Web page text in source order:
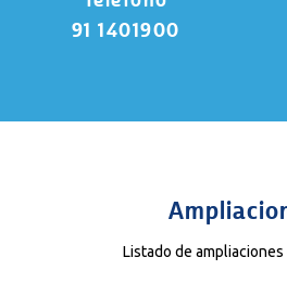
91 1401900
Listado de